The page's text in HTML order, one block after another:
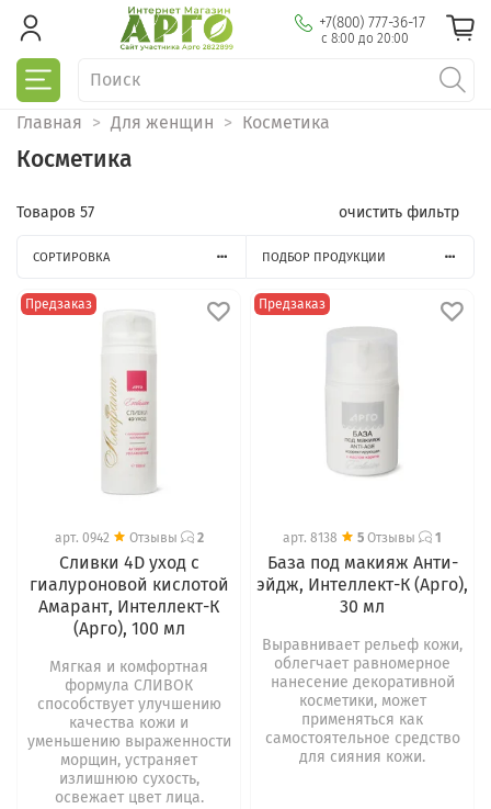
+7(800) 777-36-17
с 8:00 до 20:00
Главная Для женщин Косметика
Косметика
Товаров 57 очистить фильтр
СОРТИРОВКА ПОДБОР ПРОДУКЦИИ
Предзаказ
арт. 0942 Отзывы 2
Сливки 4D уход с
гиалуроновой кислотой
Амарант, Интеллект-К
(Арго), 100 мл
Мягкая и комфортная
формула СЛИВОК
способствует улучшению
качества кожи и
уменьшению выраженности
морщин, устраняет
излишнюю сухость,
освежает цвет лица.
Предзаказ
арт. 8138 5 Отзывы 1
База под макияж Анти-
эйдж, Интеллект-К (Арго),
30 мл
Выравнивает рельеф кожи,
облегчает равномерное
нанесение декоративной
косметики, может
применяться как
самостоятельное средство
для сияния кожи.